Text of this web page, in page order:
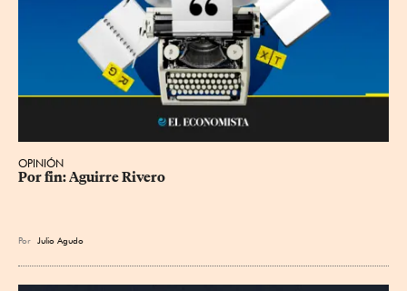
OPINIÓN
Por fin: Aguirre Rivero
Por Julio Agudo